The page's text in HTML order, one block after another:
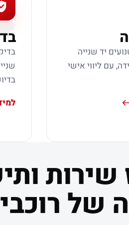
יד שנייה
עם ליווי אישי
שירות
של